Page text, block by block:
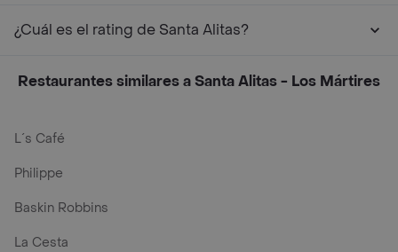
¿Cuál es el rating de Santa Alitas?
Restaurantes similares a Santa Alitas - Los Mártires
L´s Café
Philippe
Baskin Robbins
La Cesta